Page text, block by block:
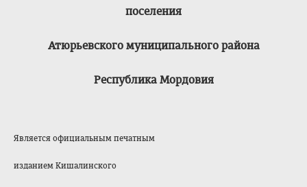
поселения
Атюрьевского муниципального района
Республика Мордовия
Является официальным печатным
изданием Кишалинского